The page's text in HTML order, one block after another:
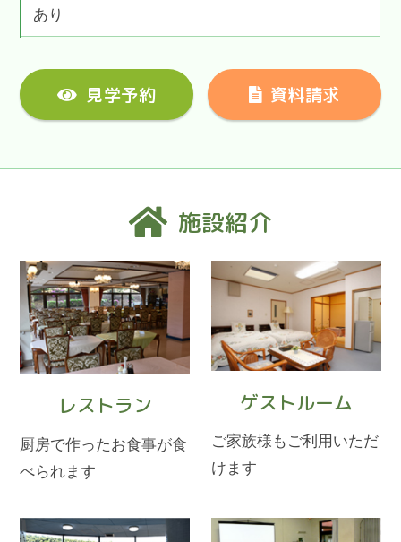
あり
見学予約 資料請求
施設紹介
レストラン
厨房で作ったお食事が食
べられます
ゲストルーム
ご家族様もご利用いただ
けます